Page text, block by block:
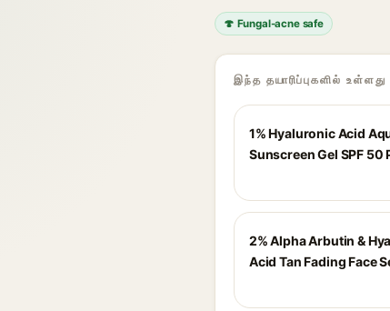
🍄 Fungal-acne safe
இந்த தயாரிப்புகளில் உள்ளது
1% Hyaluronic Acid
Sunscreen Gel SPF 50
2% Alpha Arbutin &
Acid Tan Fading Face